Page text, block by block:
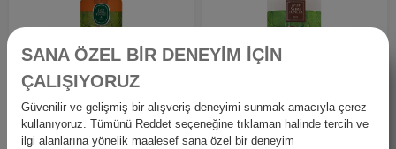
EST ARGAN YAĞLI DUŞ JELİ 600 ML
28190 TL ADET
EST HİNDİSTAN CEVİZ SÜTLÜ DUŞ JELİ 600 ML
28090 TL ADET
SANA ÖZEL BİR DENEYİM İÇİN
ÇALIŞIYORUZ
Güvenilir ve gelişmiş bir alışveriş deneyimi sunmak amacıyla çerez
kullanıyoruz. Tümünü Reddet seçeneğine tıklaman halinde tercih ve
ilgi alanlarına yönelik maalesef sana özel bir deneyim